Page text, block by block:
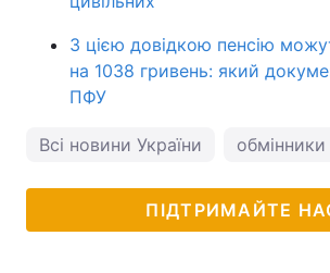
З цією довідкою пенсію
на 1038 гривень: який
ПФУ
Всі новини України обмінники
ПІДТРИМАЙТЕ